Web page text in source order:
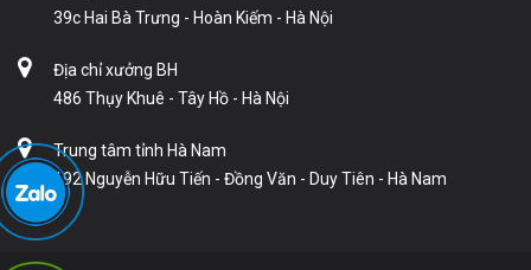
39c Hai Bà Trưng - Hoàn Kiếm - Hà Nội
Địa chỉ xưởng BH
486 Thụy Khuê - Tây Hồ - Hà Nội
Trung tâm tỉnh Hà Nam
192 Nguyễn Hữu Tiến - Đồng Văn - Duy Tiên - Hà Nam